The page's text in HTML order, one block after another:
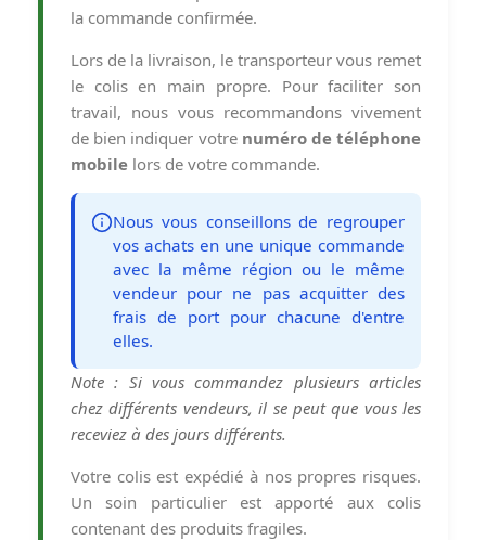
la commande confirmée.
Lors de la livraison, le transporteur vous remet
le colis en main propre. Pour faciliter son
travail, nous vous recommandons vivement
de bien indiquer votre numéro de téléphone
mobile lors de votre commande.
Nous vous conseillons de regrouper
vos achats en une unique commande
avec la même région ou le même
vendeur pour ne pas acquitter des
frais de port pour chacune d'entre
elles.
Note : Si vous commandez plusieurs articles
chez différents vendeurs, il se peut que vous les
receviez à des jours différents.
Votre colis est expédié à nos propres risques.
Un soin particulier est apporté aux colis
contenant des produits fragiles.